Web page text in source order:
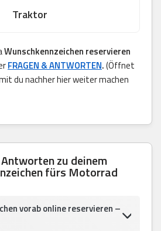
Traktor
Wunschkennzeichen reservieren
FRAGEN & ANTWORTEN.(Öffnet
du nachher hier weiter machen
zu deinem
fürs Motorrad
vorab online reservieren –